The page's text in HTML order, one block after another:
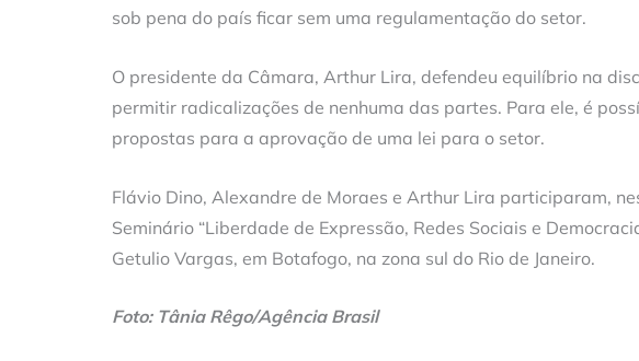
sob pena do país ficar sem uma regulamentação do setor.
O presidente da Câmara, Arthur Lira, defendeu equilíbrio na
permitir radicalizações de nenhuma das partes. Para ele, é
propostas para a aprovação de uma lei para o setor.
Flávio Dino, Alexandre de Moraes e Arthur Lira participaram,
Seminário “Liberdade de Expressão, Redes Sociais e
Getulio Vargas, em Botafogo, na zona sul do Rio de Janeiro.
Foto: Tânia Rêgo/Agência Brasil